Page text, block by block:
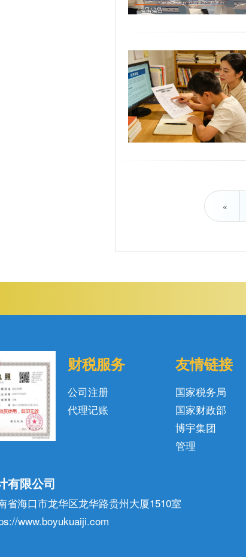
«
财税服务
公司注册
代理记账
友情链接
国家税务局
国家财政部
博宇集团
管理
有限公司
省海口市龙华区龙华路贵州大厦1510室
www.boyukuaiji.com